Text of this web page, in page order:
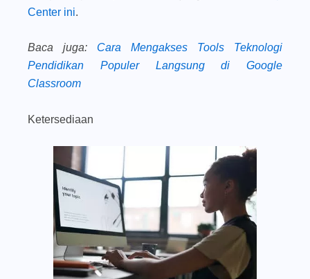
Center ini.
Baca juga:
Cara Mengakses Tools Teknologi
Pendidikan Populer Langsung di Google
Classroom
Ketersediaan